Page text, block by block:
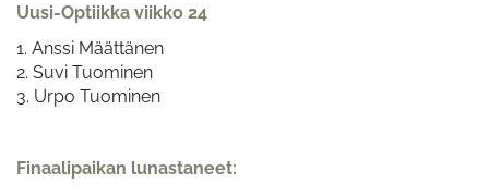
Uusi-Optiikka viikko 24
1. Anssi Määttänen
2. Suvi Tuominen
3. Urpo Tuominen
Finaalipaikan lunastaneet: